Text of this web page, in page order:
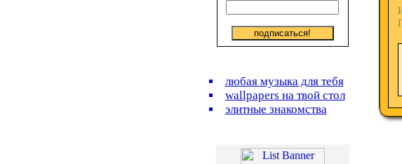
любая музыка для тебя
wallpapers на твой стол
элитные знакомства